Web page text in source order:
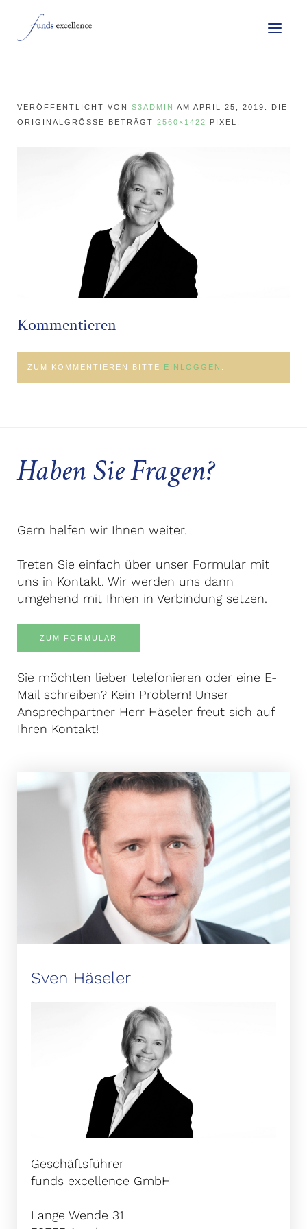
VERÖFFENTLICHT VON S3ADMIN AM APRIL 25, 2019
. DIE
ORIGINALGRÖSSE BETRÄGT 2560×1422 PIXEL.
Kommentieren
ZUM KOMMENTIEREN BITTE EINLOGGEN
Haben Sie Fragen?
Gern helfen wir Ihnen weiter.
Treten Sie einfach über unser Formular mit
uns in Kontakt. Wir werden uns dann
umgehend mit Ihnen in Verbindung setzen.
ZUM FORMULAR
Sie möchten lieber telefonieren oder eine E-
Mail schreiben? Kein Problem! Unser
Ansprechpartner Herr Häseler freut sich auf
Ihren Kontakt!
Sven Häseler
Geschäftsführer
funds excellence GmbH
Lange Wende 31